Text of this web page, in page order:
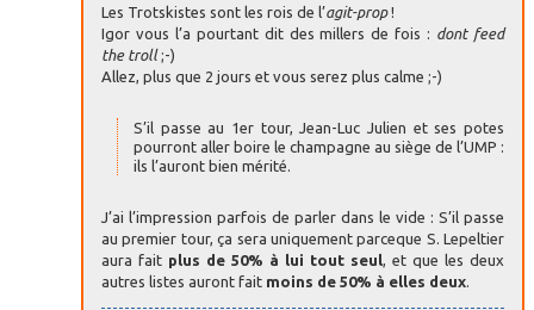
Les Trotskistes sont les rois de l’agit-prop!
Igor vous l’a pourtant dit des millers de fois : dont feed
the troll;-)
Allez, plus que 2 jours et vous serez plus calme ;-)
S’il passe au 1er tour, Jean-Luc Julien et ses potes
pourront aller boire le champagne au siège de l’UMP :
ils l’auront bien mérité.
J’ai l’impression parfois de parler dans le vide : S’il passe
au premier tour, ça sera uniquement parceque S. Lepeltier
aura fait plus de 50% à lui tout seul , et que les deux
autres listes auront fait moins de 50% à elles deux